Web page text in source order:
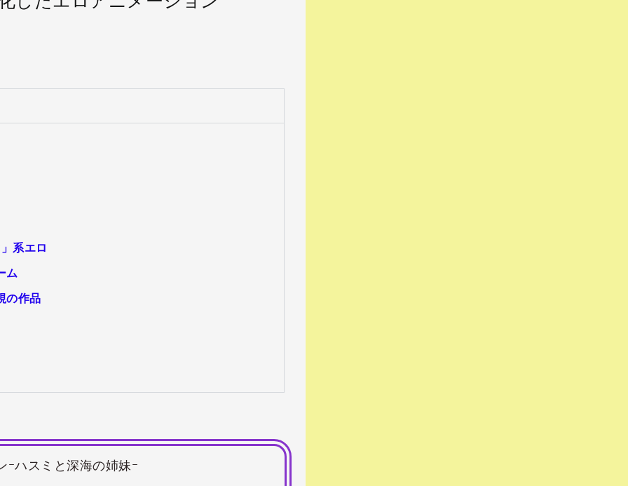
系エロ
ム
の作品
ｰハスミと深海の姉妹ｰ